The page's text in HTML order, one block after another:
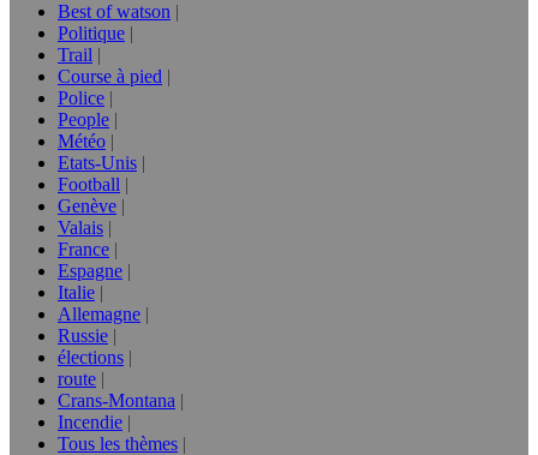
Best of watson
Politique
Trail
Course à pied
Police
People
Météo
Etats-Unis
Football
Genève
Valais
France
Espagne
Italie
Allemagne
Russie
élections
route
Crans-Montana
Incendie
Tous les thèmes